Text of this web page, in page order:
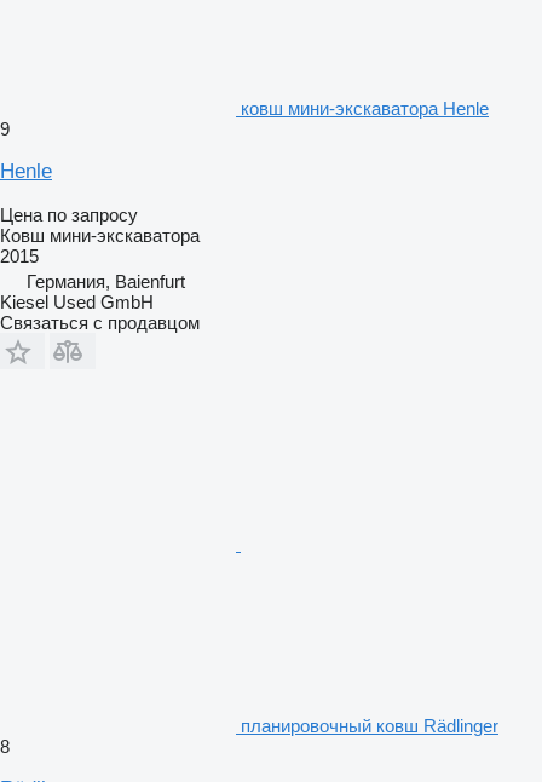
ковш мини-экскаватора Henle
9
Henle
Цена по запросу
Ковш мини-экскаватора
2015
Германия, Baienfurt
Kiesel Used GmbH
Связаться с продавцом
планировочный ковш Rädlinger
8